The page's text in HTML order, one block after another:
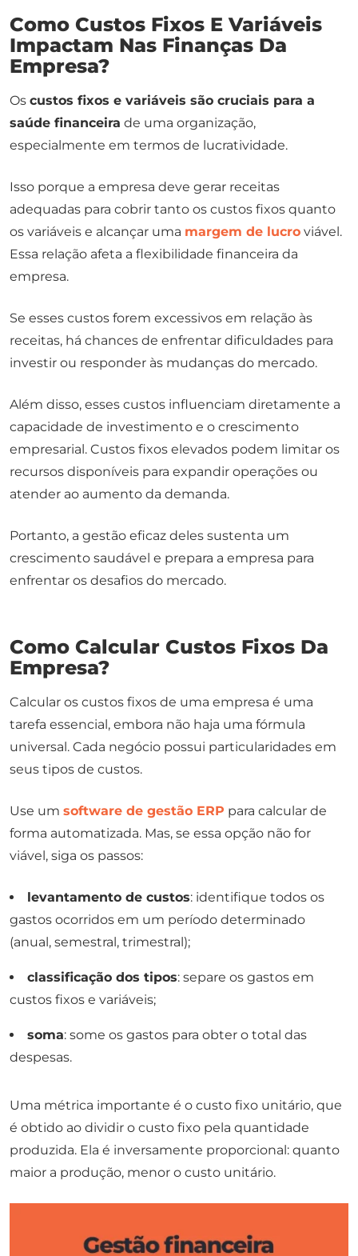
Como Custos Fixos E Variáveis
Impactam Nas Finanças Da
Empresa?
Os custos fixos e variáveis são cruciais para a
saúde financeira de uma organização,
especialmente em termos de lucratividade.
Isso porque a empresa deve gerar receitas
adequadas para cobrir tanto os custos fixos quanto
os variáveis e alcançar uma margem de lucro viável.
Essa relação afeta a flexibilidade financeira da
empresa.
Se esses custos forem excessivos em relação às
receitas, há chances de enfrentar dificuldades para
investir ou responder às mudanças do mercado.
Além disso, esses custos influenciam diretamente a
capacidade de investimento e o crescimento
empresarial. Custos fixos elevados podem limitar os
recursos disponíveis para expandir operações ou
atender ao aumento da demanda.
Portanto, a gestão eficaz deles sustenta um
crescimento saudável e prepara a empresa para
enfrentar os desafios do mercado.
Como Calcular Custos Fixos Da
Empresa?
Calcular os custos fixos de uma empresa é uma
tarefa essencial, embora não haja uma fórmula
universal. Cada negócio possui particularidades em
seus tipos de custos.
Use um software de gestão ERP para calcular de
forma automatizada. Mas, se essa opção não for
viável, siga os passos:
levantamento de custos: identifique todos os
gastos ocorridos em um período determinado
(anual, semestral, trimestral);
classificação dos tipos: separe os gastos em
custos fixos e variáveis;
soma: some os gastos para obter o total das
despesas.
Uma métrica importante é o custo fixo unitário, que
é obtido ao dividir o custo fixo pela quantidade
produzida. Ela é inversamente proporcional: quanto
maior a produção, menor o custo unitário.